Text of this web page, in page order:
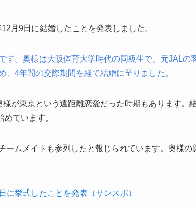
月9日に結婚したことを発表しました。
す。奥様は大阪体育大学時代の同級生で、元JALの
、4年間の交際期間を経て結婚に至りました。
が東京という遠距離恋愛だった時期もあります。結
ています。
ムメイトも参列したと報じられています。奥様の
挙式したことを発表（サンスポ）